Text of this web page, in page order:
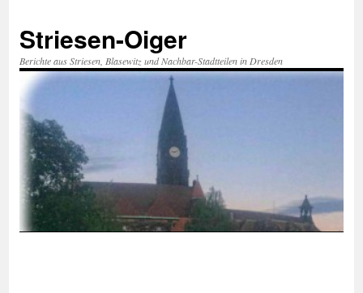
springen
Striesen-Oiger
Berichte aus Striesen, Blasewitz und Nachbar-Stadtteilen in Dresden